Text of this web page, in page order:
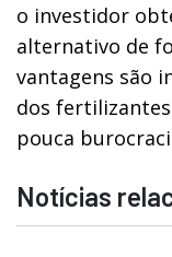
o investidor
alternativo de
vantagens são
dos
pouca
Notícias